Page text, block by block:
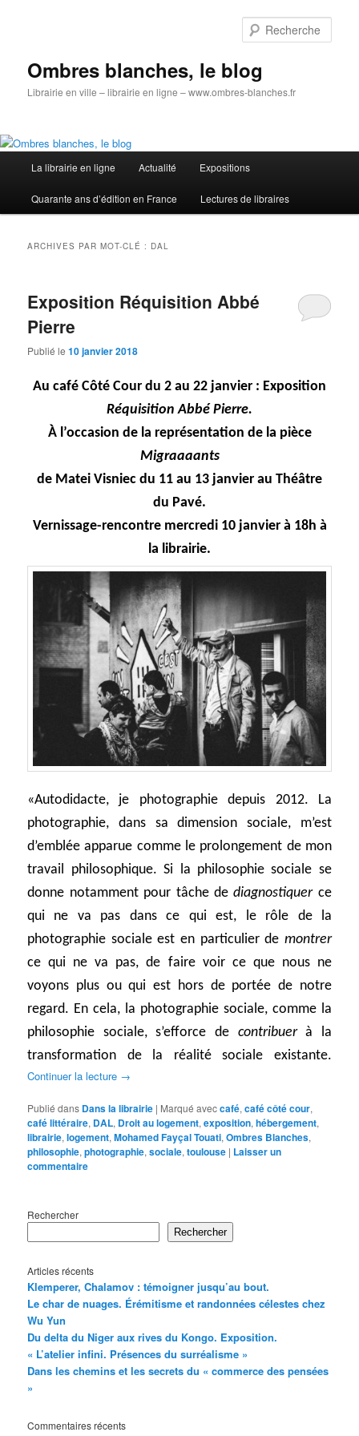
Ombres blanches, le blog
Librairie en ville – librairie en ligne – www.ombres-blanches.fr
principal
La librairie en ligne Actualité Expositions
Quarante ans d’édition en France Lectures de libraires
ARCHIVES PAR MOT-CLÉ : DAL
Exposition Réquisition Abbé
Pierre
Publié le10 janvier 2018
Au café Côté Cour du 2 au 22 janvier : Exposition
Réquisition Abbé Pierre.
À l’occasion de la représentation de la pièce
Migraaaants
de Matei Visniec du 11 au 13 janvier au Théâtre
du Pavé.
Vernissage-rencontre mercredi 10 janvier à 18h à
la librairie.
«Autodidacte, je photographie depuis 2012. La
photographie, dans sa dimension sociale, m’est
d’emblée apparue comme le prolongement de mon
travail philosophique. Si la philosophie sociale se
donne notamment pour tâche dediagnostiquerce
qui ne va pas dans ce qui est, le rôle de la
photographie sociale est en particulier de montrer
ce qui ne va pas, de faire voir ce que nous ne
voyons plus ou qui est hors de portée de notre
regard. En cela, la photographie sociale, comme la
philosophie sociale, s’efforce de contribuerà la
transformation de la réalité sociale existante.
Continuer la lecture →
Publié dans Dans la librairie | Marqué aveccafé,café côté cour,
café littéraire, DAL, Droit au logement,exposition,hébergement,
librairie,logement,Mohamed Fayçal Touati,Ombres Blanches,
philosophie,photographie,sociale,toulouse | Laisser un
commentaire
Rechercher
Rechercher
Articles récents
Klemperer, Chalamov : témoigner jusqu’au bout.
Le char de nuages. Érémitisme et randonnées célestes chez
Wu Yun
Du delta du Niger aux rives du Kongo. Exposition.
« L’atelier infini. Présences du surréalisme »
Dans les chemins et les secrets du « commerce des pensées
»
Commentaires récents